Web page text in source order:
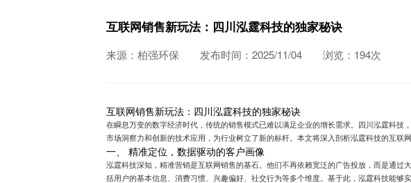
互联网销售新玩法：四川泓霆科技的独家秘诀
来源：柏强环保 发布时间：2025/11/04 浏览：194次
互联网销售新玩法：四川泓霆科技的独家秘诀
在瞬息万变的数字经济时代，传统的销售模式已难以满足企业的增长需求。四川泓霆科技
市场洞察力和创新的技术应用，为行业树立了新的标杆。本文将深入剖析泓霆科技的互联
一、 精准定位，数据驱动的客户画像
泓霆科技深知，精准营销是互联网销售的基石。他们不再依赖宽泛的广告投放，而是通过
括用户的基本信息、消费习惯、兴趣偏好、社交行为等多个维度。基于此，泓霆科技能够实